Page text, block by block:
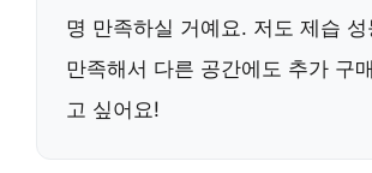
명 만족하실 거예요. 저도 제습
만족해서 다른 공간에도 추가 구
고 싶어요!